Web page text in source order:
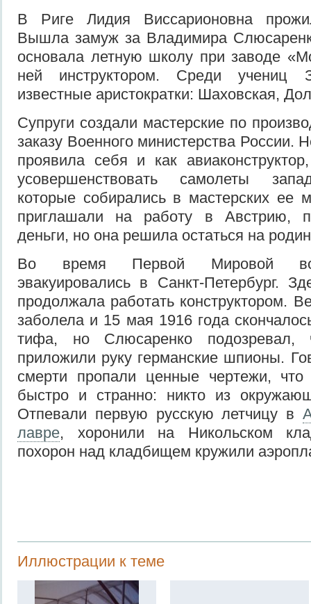
В Риге Лидия Виссарионовна
Вышла замуж за Владимира
основала летную школу при заводе
ней инструктором. Среди учениц
известные аристократки: Шаховская,
Супруги создали мастерские по
заказу Военного министерства России.
проявила себя и как
усовершенствовать самолеты
которые собирались в мастерских ее
приглашали на работу в Австрию,
деньги, но она решила остаться на
Во время Первой Мировой
эвакуировались в Санкт-Петербург.
продолжала работать конструктором.
заболела и 15 мая 1916 года
тифа, но Слюсаренко
приложили руку германские шпионы.
смерти пропали ценные чертежи,
быстро и странно: никто из
Отпевали первую русскую летчицу в
лавре, хоронили на Никольском
похорон над кладбищем кружили
Иллюстрации к теме